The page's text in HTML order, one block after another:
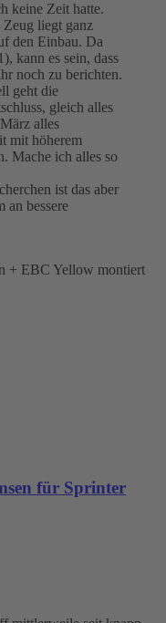
keine Zeit hatte.
Zeug liegt ganz
den Einbau. Da
kann es sein, dass
noch zu berichten.
geht die
gleich alles
alles
mit höherem
Mache ich alles so
ist das aber
an bessere
+ EBC Yellow montiert
für Sprinter